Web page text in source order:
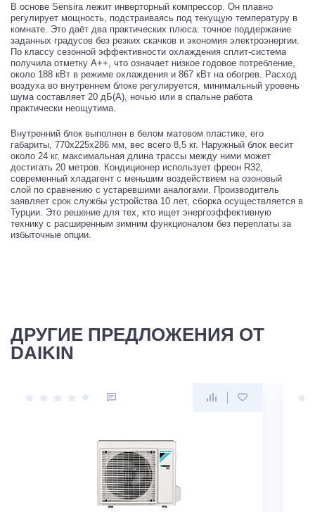
В основе Sensira лежит инверторный компрессор. Он плавно
регулирует мощность, подстраиваясь под текущую температуру в
комнате. Это даёт два практических плюса: точное поддержание
заданных градусов без резких скачков и экономия электроэнергии.
По классу сезонной эффективности охлаждения сплит-система
получила отметку A++, что означает низкое годовое потребление,
около 188 кВт в режиме охлаждения и 867 кВт на обогрев. Расход
воздуха во внутреннем блоке регулируется, минимальный уровень
шума составляет 20 дБ(A), ночью или в спальне работа
практически неощутима.
Внутренний блок выполнен в белом матовом пластике, его
габариты, 770x225x286 мм, вес всего 8,5 кг. Наружный блок весит
около 24 кг, максимальная длина трассы между ними может
достигать 20 метров. Кондиционер использует фреон R32,
современный хладагент с меньшим воздействием на озоновый
слой по сравнению с устаревшими аналогами. Производитель
заявляет срок службы устройства 10 лет, сборка осуществляется в
Турции. Это решение для тех, кто ищет энергоэффективную
технику с расширенным зимним функционалом без переплаты за
избыточные опции.
ДРУГИЕ ПРЕДЛОЖЕНИЯ ОТ
DAIKIN